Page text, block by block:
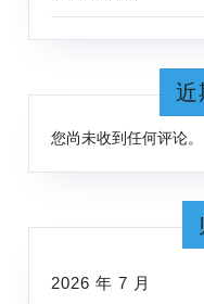
近
您尚未收到任何评论。
2026 年 7 月